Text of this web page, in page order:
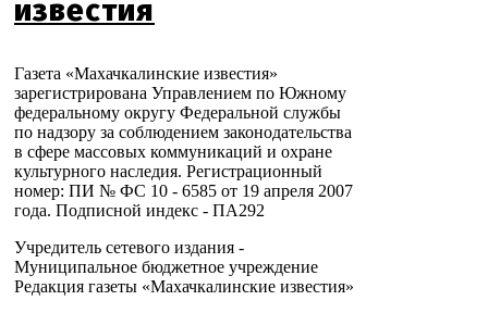
известия
Газета «Махачкалинские известия»
зарегистрирована Управлением по Южному
федеральному округу Федеральной службы
по надзору за соблюдением законодательства
в сфере массовых коммуникаций и охране
культурного наследия. Регистрационный
номер: ПИ № ФС 10 - 6585 от 19 апреля 2007
года. Подписной индекс - ПА292
Учредитель сетевого издания -
Муниципальное бюджетное учреждение
Редакция газеты «Махачкалинские известия»